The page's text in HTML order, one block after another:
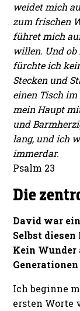
weidet mich
zum frischen
führet mich
willen. Und
fürchte ich
Stecken und
einen Tisch im
mein Haupt
und
lang, und ich
immerdar.
Psalm 23
Die
David war
Selbst
Kein Wunder
Ich beginne
ersten Worte